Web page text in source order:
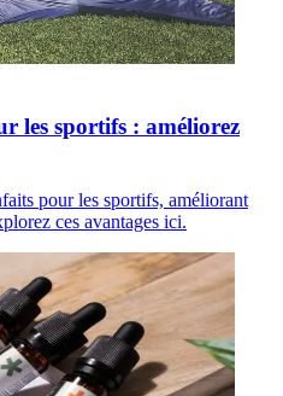
les sportifs : améliorez
pour les sportifs, améliorant
ces avantages ici.